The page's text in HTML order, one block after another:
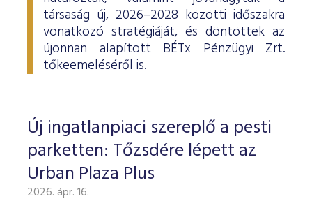
társaság új, 2026–2028 közötti időszakra
vonatkozó stratégiáját, és döntöttek az
újonnan alapított BÉTx Pénzügyi Zrt.
tőkeemeléséről is.
Új ingatlanpiaci szereplő a pesti
parketten: Tőzsdére lépett az
Urban Plaza Plus
2026. ápr. 16.